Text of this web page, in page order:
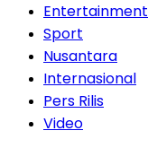
Entertainment
Sport
Nusantara
Internasional
Pers Rilis
Video